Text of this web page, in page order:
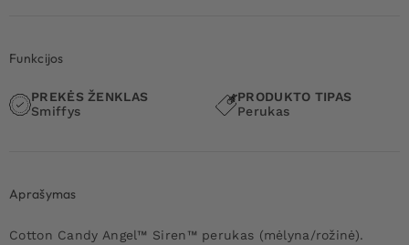
Funkcijos
PREKĖS ŽENKLAS
Smiffys
PRODUKTO TIPAS
Perukas
Aprašymas
Cotton Candy Angel™ Siren™ perukas (mėlyna/rožinė).